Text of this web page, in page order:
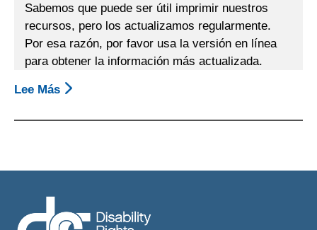
Asistencia
Al
Cliente
(CAP,
Client
Assistance
Sabemos que puede ser útil imprimir nuestros
recursos, pero los actualizamos regularmente.
Por esa razón, por favor usa la versión en línea
para obtener la información más actualizada.
Lee Más Sobre
Derecho
E